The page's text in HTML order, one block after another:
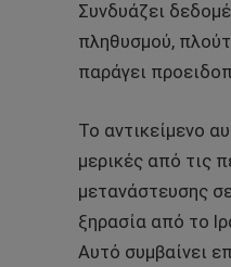
Συνδυάζει
πληθυσμού,
παράγει
Το αντικείμενο
μερικές από τις
μετανάστευσης
ξηρασία από το
Αυτό συμβαίνει